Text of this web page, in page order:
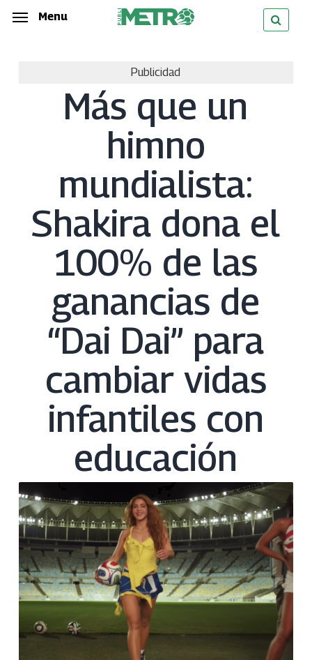
Skip
Menu
Publicidad
Más que un
himno
mundialista:
Shakira dona el
100% de las
ganancias de
“Dai Dai” para
cambiar vidas
infantiles con
educación
Menu